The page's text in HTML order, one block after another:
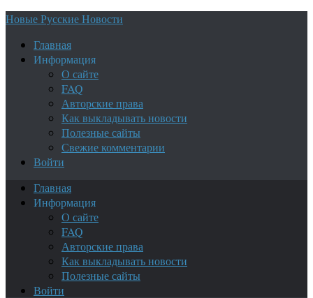
Новые Русские Новости
Главная
Информация
О сайте
FAQ
Авторские права
Как выкладывать новости
Полезные сайты
Свежие комментарии
Войти
Главная
Информация
О сайте
FAQ
Авторские права
Как выкладывать новости
Полезные сайты
Войти